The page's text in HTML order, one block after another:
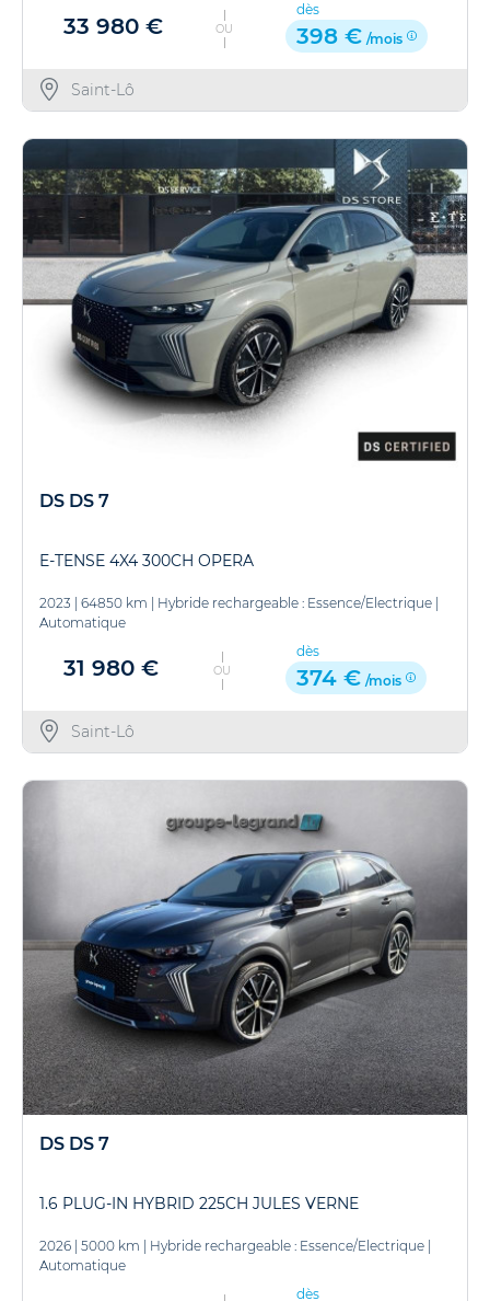
33 980 € OU
dès
398 € /mois
Saint-Lô
DS DS 7
E-TENSE 4X4 300CH OPERA
2023 64850 km Hybride rechargeable : Essence/Electrique
Automatique
31 980 € OU
dès
374 € /mois
Saint-Lô
DS DS 7
1.6 PLUG-IN HYBRID 225CH JULES VERNE
2026 | 5000 km | Hybride rechargeable : Essence/Electrique |
Automatique
dès